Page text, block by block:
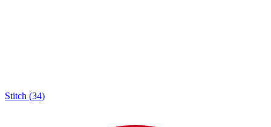
Stitch (34)